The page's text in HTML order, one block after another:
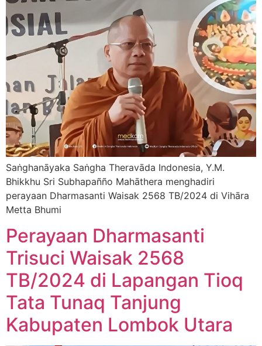
Saṅghanāyaka Saṅgha Theravāda Indonesia, Y.M.
Bhikkhu Sri Subhapañño Mahāthera menghadiri
perayaan Dharmasanti Waisak 2568 TB/2024 di Vihāra
Metta Bhumi
Perayaan Dharmasanti
Trisuci Waisak 2568
TB/2024 di Lapangan Tioq
Tata Tunaq Tanjung
Kabupaten Lombok Utara